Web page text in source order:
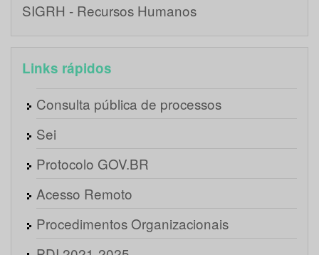
SIGRH - Recursos Humanos
Links rápidos
Consulta pública de processos
Sei
Protocolo GOV.BR
Acesso Remoto
Procedimentos Organizacionais